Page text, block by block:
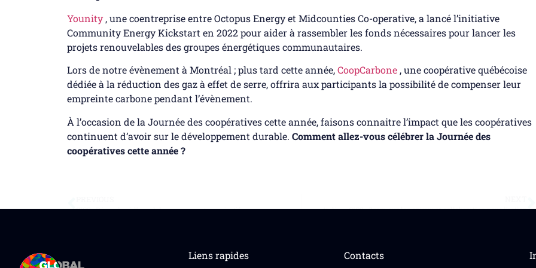
Younity , une coentreprise entre Octopus Energy et Midcounties Co-operative, a lancé l’initiative
Community Energy Kickstart en 2022 pour aider à rassembler les fonds nécessaires pour lancer les
projets renouvelables des groupes énergétiques communautaires.
Lors de notre évènement à Montréal ; plus tard cette année,CoopCarbone , une coopérative québécoise
dédiée à la réduction des gaz à effet de serre, offrira aux participants la possibilité de compenser leur
empreinte carbone pendant l’évènement.
À l’occasion de la Journée des coopératives cette année, faisons connaitre l’impact que les coopératives
continuent d’avoir sur le développement durable. Comment allez-vous célébrer la Journée des
coopératives cette année ?
Liens rapides Contacts